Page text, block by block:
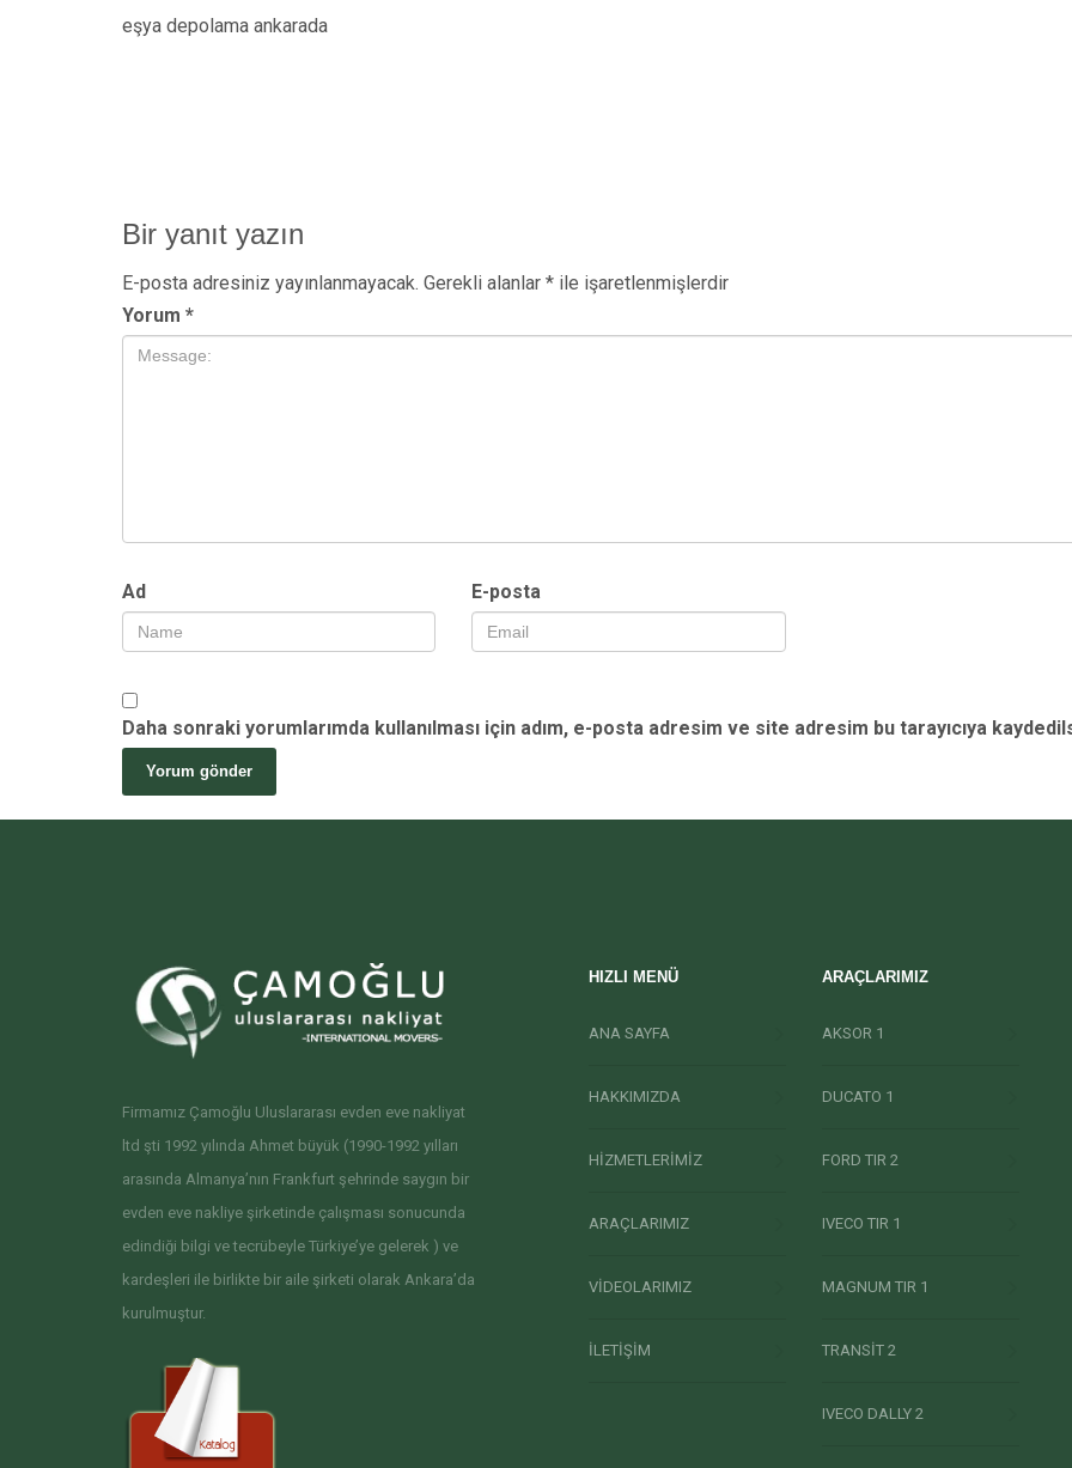
eşya depolama ankarada
Bir yanıt yazın
E-posta adresiniz yayınlanmayacak. Gerekli alanlar * ile işaretlenmişlerdir
Yorum *
Ad E-posta
Daha sonraki yorumlarımda kullanılması için adım, e-posta adresim ve site adresim bu tarayıcıya
Firmamız Çamoğlu Uluslararası evden eve nakliyat
ltd şti 1992 yılında Ahmet büyük (1990-1992 yılları
arasında Almanya’nın Frankfurt şehrinde saygın bir
evden eve nakliye şirketinde çalışması sonucunda
edindiği bilgi ve tecrübeyle Türkiye’ye gelerek ) ve
kardeşleri ile birlikte bir aile şirketi olarak Ankara’da
kurulmuştur.
HIZLI MENÜ
ANA SAYFA
HAKKIMIZDA
HİZMETLERİMİZ
ARAÇLARIMIZ
VİDEOLARIMIZ
İLETİŞİM
ARAÇLARIMIZ
AKSOR 1
DUCATO 1
FORD TIR 2
IVECO TIR 1
MAGNUM TIR 1
TRANSİT 2
IVECO DALLY 2